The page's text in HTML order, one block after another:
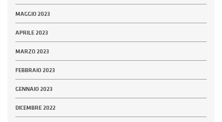
MAGGIO 2023
APRILE 2023
MARZO 2023
FEBBRAIO 2023
GENNAIO 2023
DICEMBRE 2022